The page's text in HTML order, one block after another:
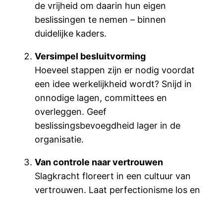
de vrijheid om daarin hun eigen
beslissingen te nemen – binnen
duidelijke kaders.
Versimpel besluitvorming
Hoeveel stappen zijn er nodig voordat
een idee werkelijkheid wordt? Snijd in
onnodige lagen, committees en
overleggen. Geef
beslissingsbevoegdheid lager in de
organisatie.
Van controle naar vertrouwen
Slagkracht floreert in een cultuur van
vertrouwen. Laat perfectionisme los en